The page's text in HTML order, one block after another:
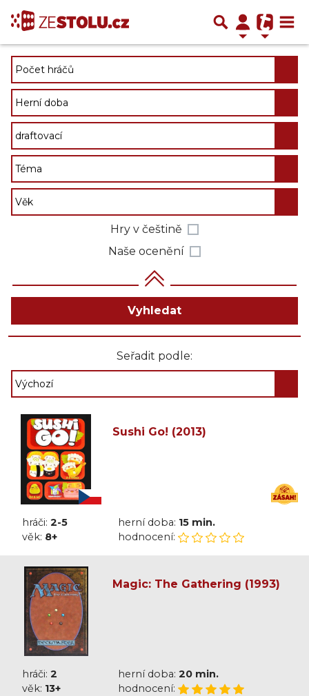
Hry v češtině
Naše ocenění
Vyhledat
Seřadit podle:
Sushi Go! (2013)
hráči: 2-5 herní doba: 15 min.
věk: 8+ hodnocení:
Magic: The Gathering (1993)
hráči: 2 herní doba: 20 min.
věk: 13+ hodnocení: